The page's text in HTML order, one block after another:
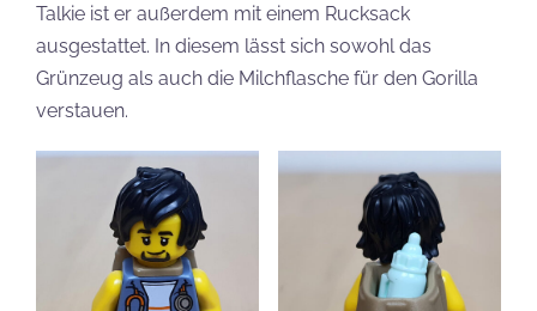
Talkie ist er außerdem mit einem Rucksack
ausgestattet. In diesem lässt sich sowohl das
Grünzeug als auch die Milchflasche für den Gorilla
verstauen.